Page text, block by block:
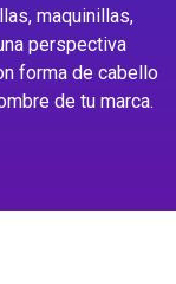
maquinillas,
perspectiva
forma de cabello
de tu marca.